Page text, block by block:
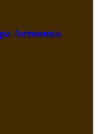
Антоника